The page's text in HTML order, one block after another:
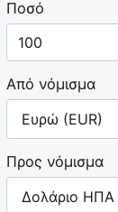
Ποσό
Από νόμισμα
Προς νόμισμα